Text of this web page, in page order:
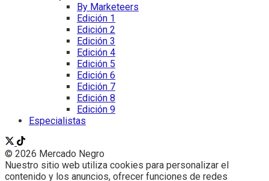
By Marketeers
Edición 1
Edición 2
Edición 3
Edición 4
Edición 5
Edición 6
Edición 7
Edición 8
Edición 9
Especialistas
© 2026 Mercado Negro
Nuestro sitio web utiliza cookies para personalizar el
contenido y los anuncios, ofrecer funciones de redes